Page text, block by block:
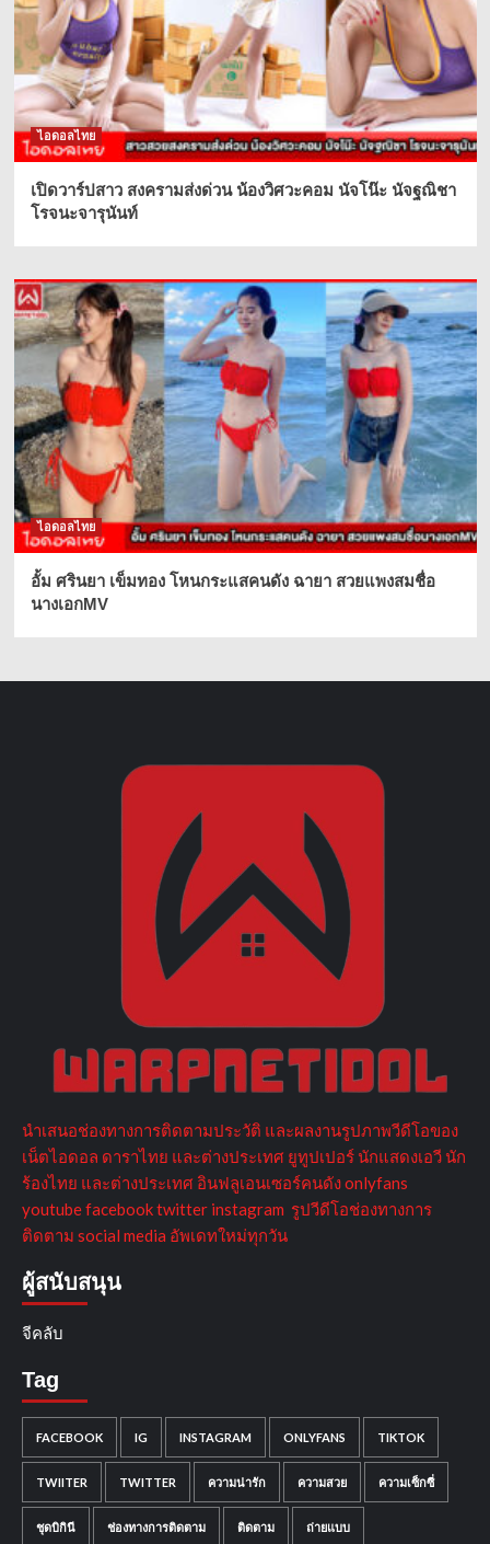
ไอดอลไทย
เปิดวาร์ปสาว สงครามส่งด่วน น้องวิศวะคอม นัจโน๊ะ นัจฐณิชา
โรจนะจารุนันท์
ไอดอลไทย
อั้ม ศรินยา เข็มทอง โหนกระแสคนดัง ฉายา สวยแพงสมชื่อ
นางเอกMV
นำเสนอช่องทางการติดตามประวัติ และผลงานรูปภาพวีดีโอของ
เน็ตไอดอล ดาราไทย และต่างประเทศ ยูทูปเปอร์ นักแสดงเอวี นัก
ร้องไทย และต่างประเทศ อินฟลูเอนเซอร์คนดัง onlyfans
youtube facebook twitter instagram รูปวีดีโอช่องทางการ
ติดตาม social media อัพเดทใหม่ทุกวัน
ผู้สนับสนุน
จีคลับ
Tag
FACEBOOK IG INSTAGRAM ONLYFANS TIKTOK
TWIITER TWITTER ความน่ารัก ความสวย ความเซ็กซี่
ชุดบิกินี ช่องทางการติดตาม ติดตาม ถ่ายแบบ